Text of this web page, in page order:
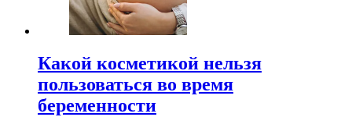
Какой косметикой нельзя
пользоваться во время
беременности